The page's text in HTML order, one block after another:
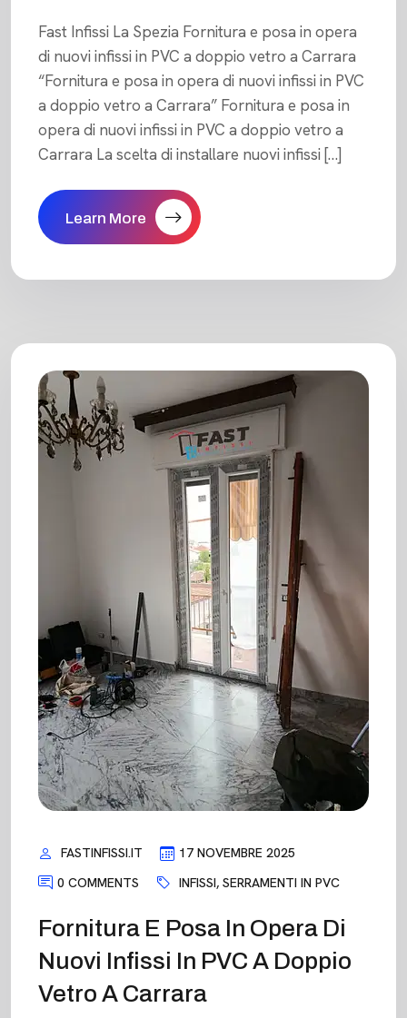
Fast Infissi La Spezia Fornitura e posa in opera
di nuovi infissi in PVC a doppio vetro a Carrara
“Fornitura e posa in opera di nuovi infissi in PVC
a doppio vetro a Carrara” Fornitura e posa in
opera di nuovi infissi in PVC a doppio vetro a
Carrara La scelta di installare nuovi infissi […]
Learn More
FASTINFISSI.IT
17 NOVEMBRE 2025
0 COMMENTS
INFISSI, SERRAMENTI IN PVC
Fornitura E Posa In Opera Di
Nuovi Infissi In PVC A Doppio
Vetro A Carrara